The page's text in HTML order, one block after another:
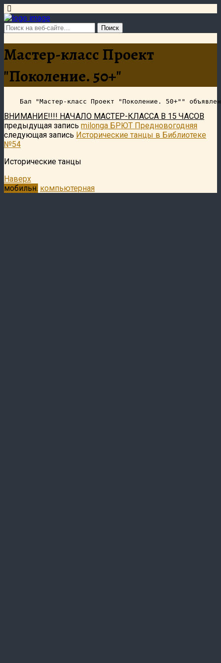
Мастер-класс Проект
"Поколение. 50+"
ВНИМАНИЕ!!!! НАЧАЛО МАСТЕР-КЛАССА В 15 ЧАСОВ
предыдущая запись milonga БРЮТ Предновогодняя
следующая запись Исторические танцы в Библиотеке
№54
Исторические танцы
Наверх
мобильн. компьютерная